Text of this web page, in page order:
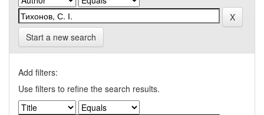
Start a new search
Add filters:
Use filters to refine the search results.